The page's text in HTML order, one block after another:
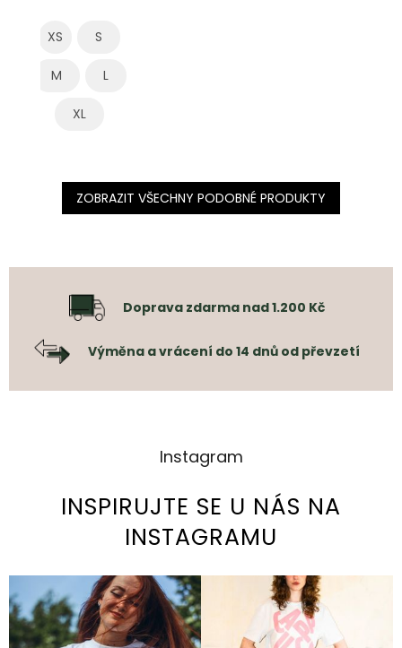
XS S
M L
XL
ZOBRAZIT VŠECHNY PODOBNÉ PRODUKTY
Doprava zdarma nad 1.200 Kč
Výměna a vrácení do 14 dnů od převzetí
Instagram
INSPIRUJTE SE U NÁS NA
INSTAGRAMU